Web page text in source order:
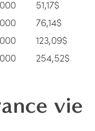
51,17$
76,14$
123,09$
254,52$
vie